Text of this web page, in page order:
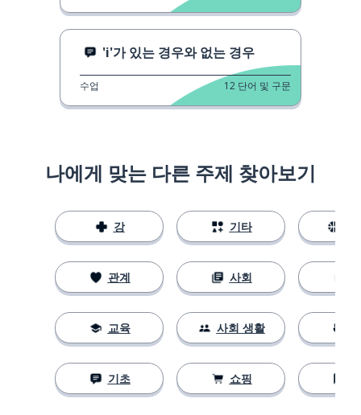
'i'가 있는 경우와 없는 경우
수업 12 단어 및 구문
나에게 맞는 다른 주제 찾아보기
강
관계
교육
기초
기타
사회
사회 생활
쇼핑